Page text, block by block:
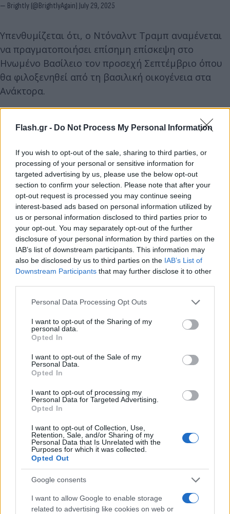
Flash.gr - Do Not Process My Personal Information
If you wish to opt-out of the sale, sharing to third parties, or
processing of your personal or sensitive information for
targeted advertising by us, please use the below opt-out
section to confirm your selection. Please note that after your
opt-out request is processed you may continue seeing
interest-based ads based on personal information utilized by
us or personal information disclosed to third parties prior to
your opt-out. You may separately opt-out of the further
disclosure of your personal information by third parties on the
IAB’s list of downstream participants. This information may
also be disclosed by us to third parties on the IAB’s List of
Downstream Participants that may further disclose it to other
Please note that this website/app uses one or more Google
not limited to your visit or usage behaviour. You may click to
grant or deny consent to Google and its third-party tags to
use your data for below specified purposes in below Google
consent section.
Personal Data Processing Opt Outs
I want to opt-out of the Sharing of my
personal data.
Opted In
I want to opt-out of the Sale of my
Personal Data.
Opted In
I want to opt-out of processing my
Personal Data for Targeted Advertising.
Opted In
I want to opt-out of Collection, Use,
Retention, Sale, and/or Sharing of my
Personal Data that Is Unrelated with the
Purposes for which it was collected.
Opted Out
Google consents
I want to allow Google to enable storage
related to advertising like cookies on web or
— Brightly (@BrightlyAgain) July 29, 2025
Υπενθυμίζεται ότι, ο Ντόναλντ Τραμπ αναμένεται
να πραγματοποιήσει επίσημη επίσκεψη στο
Ηνωμένο Βασίλειο τον προσεχή Σεπτέμβριο όπου
θα φιλοξενηθεί από τη βασιλική οικογένεια στα
Ανάκτορα.
Ο Τραμπ δεν έχει κρύψει την αντιπάθειά του
στη Μέγκαν
Φυσικά, κανείς δεν μπορεί να ξεχάσει τους
χαρακτηρισμούς που έχει χρησιμοποιήσει στο